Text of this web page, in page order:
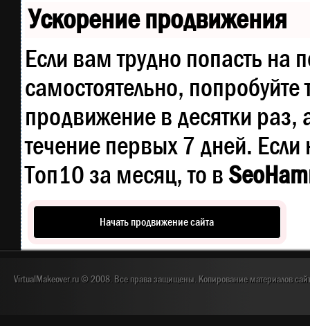
Ускорение продвижения
Если вам трудно попасть на
самостоятельно, попробуйте
продвижение в десятки раз,
течение первых 7 дней.
Топ10 за месяц, то в
Начать продвижение сайта
VirtualMakeover.ru © 2008. Все права защищены. Копирование материалов